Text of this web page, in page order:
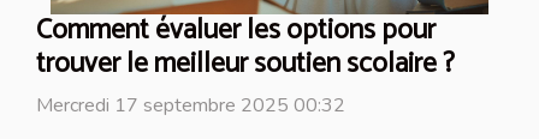
Comment évaluer les options pour
trouver le meilleur soutien scolaire ?
Mercredi 17 septembre 2025 00:32